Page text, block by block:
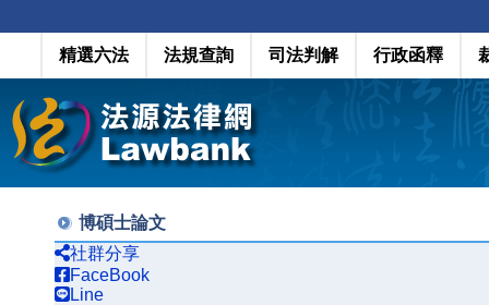
精選六法 法規查詢 司法判解 行政函釋
博碩士論文
社群分享
FaceBook
Line